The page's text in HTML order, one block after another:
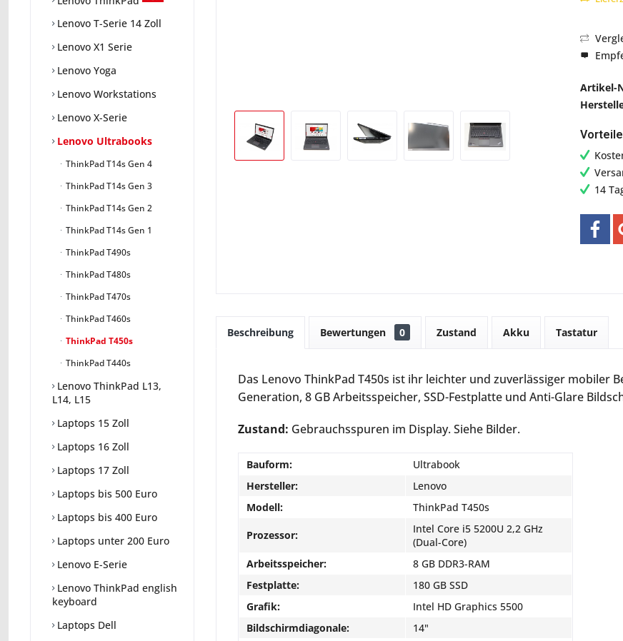
Lenovo T-Serie 14 Zoll
Lenovo X1 Serie
Lenovo Yoga
Lenovo Workstations
Lenovo X-Serie
Lenovo Ultrabooks
ThinkPad T14s Gen 4
ThinkPad T14s Gen 3
ThinkPad T14s Gen 2
ThinkPad T14s Gen 1
ThinkPad T490s
ThinkPad T480s
ThinkPad T470s
ThinkPad T460s
ThinkPad T450s
ThinkPad T440s
Lenovo ThinkPad L13,
L14, L15
Laptops 15 Zoll
Laptops 16 Zoll
Laptops 17 Zoll
Laptops bis 500 Euro
Laptops bis 400 Euro
Laptops unter 200 Euro
Lenovo E-Serie
Lenovo ThinkPad english
keyboard
Laptops Dell
Artikel-
Vorteile
14
Beschreibung Bewertungen 0 Zustand Akku Tastatur
Das Lenovo ThinkPad T450s ist ihr leichter und zuverlässiger mobiler
Generation, 8 GB Arbeitsspeicher, SSD-Festplatte und Anti-Glare
Zustand: Gebrauchsspuren im Display. Siehe Bilder.
Bauform:
Ultrabook
Hersteller:
Lenovo
Modell:
ThinkPad T450s
Prozessor:
Intel Core i5 5200U 2,2 GHz
(Dual-Core)
Arbeitsspeicher:
8 GB DDR3-RAM
Festplatte:
180 GB SSD
Grafik:
Intel HD Graphics 5500
Bildschirmdiagonale:
14"